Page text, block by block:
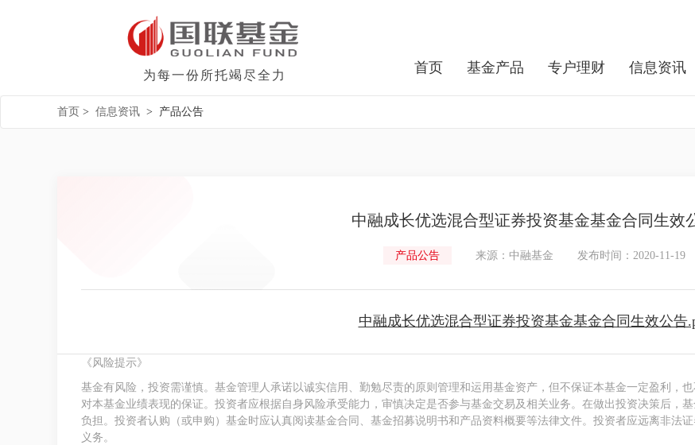
为每一份所托竭尽全力 首页 基金产品 专户理财 信息资讯
首页 > 信息资讯 > 产品公告
中融成长优选混合型证券投资基金基金合同生效
产品公告 来源：中融基金 发布时间：2020-11-19
中融成长优选混合型证券投资基金基金合同生效公告
《风险提示》
基金有风险，投资需谨慎。基金管理人承诺以诚实信用、勤勉尽责的原则管理和运用基金资产，但不保证本基金一定盈利，
对本基金业绩表现的保证。投资者应根据自身风险承受能力，审慎决定是否参与基金交易及相关业务。在做出投资决策后，
负担。投资者认购（或申购）基金时应认真阅读基金合同、基金招募说明书和产品资料概要等法律文件。投资者应远离非法
义务。